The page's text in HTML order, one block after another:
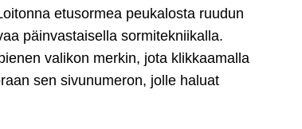
etusormea peukalosta ruudun
päinvastaisella sormitekniikalla.
valikon merkin, jota klikkaamalla
sen sivunumeron, jolle haluat